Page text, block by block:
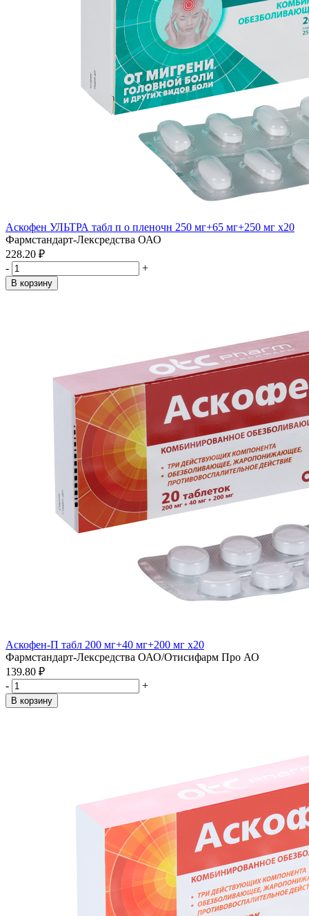
Аскофен УЛЬТРА табл п о пленочн 250 мг+65 мг+250 мг x20
Фармстандарт-Лексредства ОАО
228.20 ₽
-
+
В корзину
Аскофен-П табл 200 мг+40 мг+200 мг x20
Фармстандарт-Лексредства ОАО/Отисифарм Про АО
139.80 ₽
-
+
В корзину